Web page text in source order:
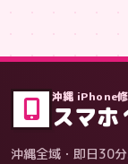
症状・内容から
沖縄 iPhone
スマホ
沖縄全域・即日30